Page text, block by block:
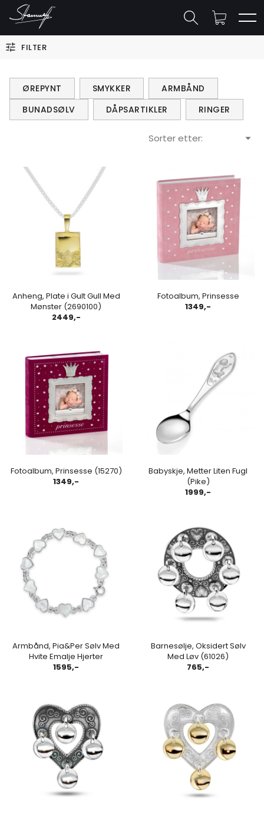
FILTER
ØREPYNT SMYKKER
ARMBÅND
BUNADSØLV
DÅPSARTIKLER RINGER
Sorter etter:
Anheng, Plate i Gult Gull Med
Mønster (2690100)
2449,-
Fotoalbum, Prinsesse
1349,-
Fotoalbum, Prinsesse (15270)
1349,-
Babyskje, Metter Liten Fugl
(Pike)
1999,-
Armbånd, Pia&Per Sølv Med
Hvite Emalje Hjerter
1595,-
Barnesølje, Oksidert Sølv
Med Løv (61026)
765,-